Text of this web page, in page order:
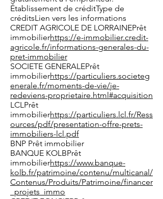
Établissement de créditType de
créditsLien vers les informations
CREDIT AGRICOLE DE LORRAINEPrêt
immobilierhttps://e-immobilier.credit-
agricole.fr/informations-generales-du-
pret-immobilier
SOCIETE GENERALEPrêt
immobilierhttps://particuliers.societeg
enerale.fr/moments-de-vie/je-
redeviens-proprietaire.html#acquisition
LCLPrêt
immobilierhttps://particuliers.lcl.fr/Ress
ources/pdf/presentation-offre-prets-
immobiliers-lcl.pdf
BNP Prêt immobilier
BANQUE KOLBPrêt
immobilierhttps://www.banque-
kolb.fr/patrimoine/contenu/multicanal/
Contenus/Produits/Patrimoine/financer
_projets_immo